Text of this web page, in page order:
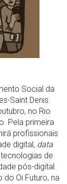
Social da
Saint Denis
no Rio
Pela primeira
profissionais
digital, data
de
pós-digital.
do Oi Futuro, na